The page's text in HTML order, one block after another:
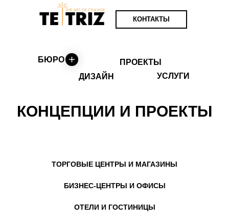
ПРОЕКТЫ
ДИЗАЙН
КОНТАКТЫ
УСЛУГИ
БЮРО
КОНЦЕПЦИИ И ПРОЕКТЫ
ТОРГОВЫЕ ЦЕНТРЫ И МАГАЗИНЫ
БИЗНЕС-ЦЕНТРЫ И ОФИСЫ
ОТЕЛИ И ГОСТИНИЦЫ